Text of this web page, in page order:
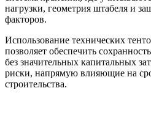
нагрузки, геометрия штабеля и
факторов.
Использование технических
позволяет обеспечить
без значительных капитальных
риски, напрямую влияющие на
строительства.